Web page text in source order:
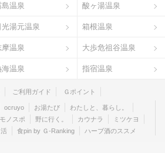
島温泉 酸ヶ湯温泉
光湯元温泉 箱根温泉
摩温泉 大歩危祖谷温泉
海温泉 指宿温泉
ご利用ガイド Ｇポイント
ocruyo お湯たび
わたしと、暮らし。
モノスポ 野に行く。 カウナラ
ミツケヨ
食pin by Ｇ-Ranking ハーブ酒のススメ